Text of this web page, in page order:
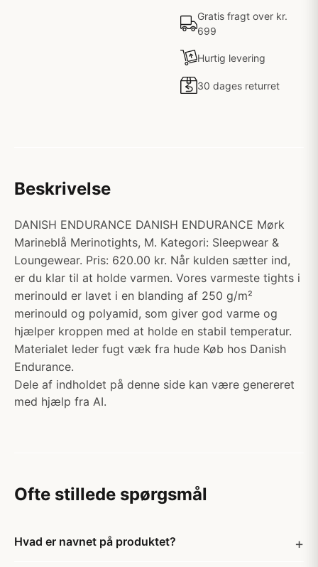
Gratis fragt over kr.
699
Hurtig levering
30 dages returret
Beskrivelse
DANISH ENDURANCE DANISH ENDURANCE Mørk
Marineblå Merinotights, M. Kategori: Sleepwear &
Loungewear. Pris: 620.00 kr. Når kulden sætter ind,
er du klar til at holde varmen. Vores varmeste tights i
merinould er lavet i en blanding af 250 g/m²
merinould og polyamid, som giver god varme og
hjælper kroppen med at holde en stabil temperatur.
Materialet leder fugt væk fra hude Køb hos Danish
Endurance.
Dele af indholdet på denne side kan være genereret
med hjælp fra AI.
Ofte stillede spørgsmål
Hvad er navnet på produktet?